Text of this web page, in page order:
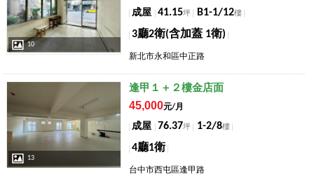
10
成屋 41.15坪 B1-1/12樓
3廳2衛(含加蓋 1衛)
新北市永和區中正路
13
逢甲１＋２樓金店面
45,000元/月
成屋 76.37坪 1-2/8樓
4廳1衛
台中市西屯區逢甲路